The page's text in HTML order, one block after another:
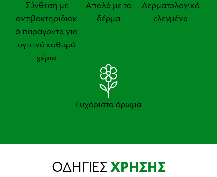
Σύνθεση με
αντιβακτηριδιακ
ό παράγοντα για
υγιεινά καθαρά
χέρια
Απαλό με το
δέρμα
Δερματολογικά
ελεγμένο
Ευχάριστο άρωμα
ΟΔΗΓΙΕΣ ΧΡΗΣΗΣ